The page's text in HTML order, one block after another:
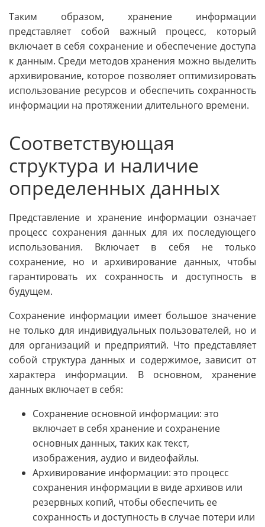
Таким образом, хранение информации
представляет собой важный процесс, который
включает в себя сохранение и обеспечение доступа
к данным. Среди методов хранения можно выделить
архивирование, которое позволяет оптимизировать
использование ресурсов и обеспечить сохранность
информации на протяжении длительного времени.
Соответствующая
структура и наличие
определенных данных
Представление и хранение информации означает
процесс сохранения данных для их последующего
использования. Включает в себя не только
сохранение, но и архивирование данных, чтобы
гарантировать их сохранность и доступность в
будущем.
Сохранение информации имеет большое значение
не только для индивидуальных пользователей, но и
для организаций и предприятий. Что представляет
собой структура данных и содержимое, зависит от
характера информации. В основном, хранение
данных включает в себя:
Сохранение основной информации: это
включает в себя хранение и сохранение
основных данных, таких как текст,
изображения, аудио и видеофайлы.
Архивирование информации: это процесс
сохранения информации в виде архивов или
резервных копий, чтобы обеспечить ее
сохранность и доступность в случае потери или